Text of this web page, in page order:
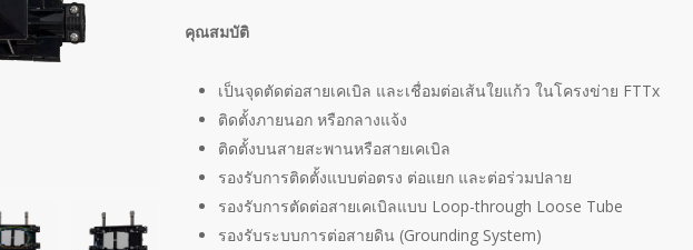
คุณสมบัติ
เป็นจุดตัดต่อสายเคเบิล และเชื่อมต่อเส้นใยแก้ว ในโครงข่าย FTTx
ติดตั้งภายนอก หรือกลางแจ้ง
ติดตั้งบนสายสะพานหรือสายเคเบิล
รองรับการติดตั้งแบบต่อตรง ต่อแยก และต่อร่วมปลาย
รองรับการตัดต่อสายเคเบิลแบบ Loop-through Loose Tube
รองรับระบบการต่อสายดิน (Grounding System)